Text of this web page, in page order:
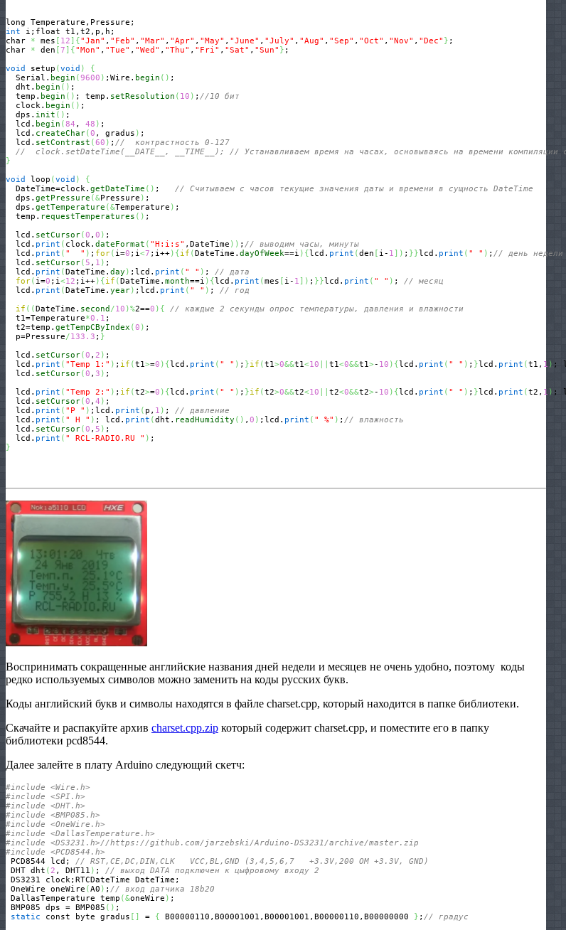
int i;float t1,t2,p,h;
char * mes [ 12 ] {"Jan" , "Feb" , "Mar" , "Apr" , "May" , "June" , "July" , "Aug" , "Sep" , "Oct" , "Nov" , "Dec" } ;
char * den [7 ] {"Mon" , "Tue" , "Wed" , "Thu" , "Fri" , "Sat" , "Sun" } ;
void
setup (void )
{
  Serial.
begin (9600 ) ;Wire. begin ( ) ;
  dht.
begin ( ) ;
  temp.
begin ( ) ; temp. setResolution ( 10 ) ; //10 бит
  clock.
begin ( ) ;
  dps.
init ( ) ;
  lcd.
begin (84 , 48 ) ;
  lcd.
createChar(0 , gradus ) ;
  lcd.
setContrast (60 ) ; //  контрастность 0-127
//  clock.setDateTime(__DATE__, __TIME__); // Устанавливаем время на часах, основываясь на времени компиляции
}
void
loop (void )
{
  DateTime=clock.
getDateTime ( ) ; // Считываем c часов текущие значения даты и времени в сущность DateTime
  dps.
getPressure (&Pressure ) ;
  dps.
getTemperature (&Temperature ) ;
  temp.
requestTemperatures ( ) ;
  lcd.
setCursor(0 , 0 ) ;
  lcd.
print ( clock. dateFormat ( "H:i:s" ,DateTime ) ) ; // выводим часы, минуты
  lcd.
print ( "  " ) ; for( i=0 ;i<7 ;i++) {if (DateTime. dayOfWeek==i ) {lcd. print (den [ i- 1 ] ) ; }}lcd. print ( " " ) ; // день недели
  lcd.
setCursor(5 , 1 ) ;
  lcd.
print (DateTime. day ) ;lcd. print ( " " ) ; // дата
for( i=0 ;i<12 ;i++) {if (DateTime. month==i ) {lcd. print (mes [ i- 1 ] ) ; }}lcd. print ( " " ) ; // месяц
  lcd.
print (DateTime. year) ;lcd. print ( " " ) ; // год
if ( (DateTime. second /10 )%2==0 ) {
// каждые 2 секунды опрос температуры, давления и влажности
  t1=Temperature
*0.1 ;
  t2=temp.
getTempCByIndex (0 ) ;
  p=Pressure
/133.3 ; }
  lcd.
setCursor(0 , 2 ) ;
  lcd.
print ( "Temp 1:" ) ; if (t1>=0 ) {lcd. print ( " " ) ; }if (t1>0&&t1<10 t1<0&&t1>- 10 ) {lcd. print ( " " ) ; }lcd. print (t1, 1 ) ;
  lcd.
setCursor(0 , 3 ) ;
  lcd.
print ( "Temp 2:" ) ; if (t2>=0 ) {lcd. print ( " " ) ; }if (t2>0&&t2<10 t2<0&&t2>- 10 ) {lcd. print ( " " ) ; }lcd. print (t2, 1 ) ;
  lcd.
setCursor(0 , 4 ) ;
  lcd.
print ( "P " ) ;lcd. print ( p, 1 ) ; // давление
  lcd.
print ( " H " ) ; lcd. print (dht. readHumidity ( ) , 0 ) ;lcd. print ( " %" ) ; // влажность
  lcd.
setCursor(0 , 5 ) ;
  lcd.
print ( " RCL-RADIO.RU " )
}
Воспринимать сокращенные английские названия дней недели и месяцев не очень удобно, поэтому коды
редко используемых символов можно заменить на коды русских букв.
Коды английский букв и символы находятся в файле charset.cpp, который находится в папке библиотеки.
Скачайте и распакуйте архив charset.cpp.zip который содержит charset.cpp, и поместите его в папку
библиотеки pcd8544.
Далее залейте в плату Arduino следующий скетч:
#include <Wire.h>
#include <SPI.h>
#include <DHT.h>
#include <BMP085.h>
#include <OneWire.h>
#include <DallasTemperature.h>
#include <DS3231.h>//https://github.com/jarzebski/Arduino-DS3231/archive/master.zip
#include <PCD8544.h>
PCD8544 lcd; // RST,CE,DC,DIN,CLK   VCC,BL,GND (3,4,5,6,7   +3.3V,200 OM +3.3V, GND)
DHT dht (2 , DHT11 ) ; // выход DATA подключен к цыфровому входу 2
DS3231 clock;RTCDateTime DateTime;
OneWire oneWire (A0 ) ; // вход датчика 18b20
DallasTemperature temp (&oneWire ) ;
BMP085 dps = BMP085 ( ) ;
static const byte gradus [ ] = { B00000110,B00001001,B00001001,B00000110,B00000000 } ; // градус